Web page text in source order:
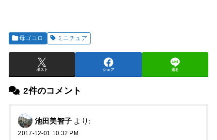
母ゴコロ ミニチュア
ポスト シェア 送る
2件のコメント
池田美智子 より:
2017-12-01 10:32 PM